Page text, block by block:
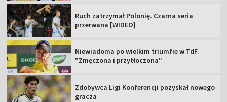
Ruch zatrzymał Polonię. Czarna seria
przerwana [WIDEO]
Niewiadoma po wielkim triumfie w TdF.
"Zmęczona i przytłoczona"
Zdobywca Ligi Konferencji pozyskał nowego
gracza